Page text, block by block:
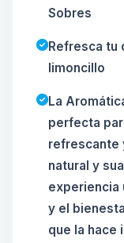
Sobres
Refresca tu
limoncillo
La
perfecta
refrescante
natural y
experiencia
y el
que la hace